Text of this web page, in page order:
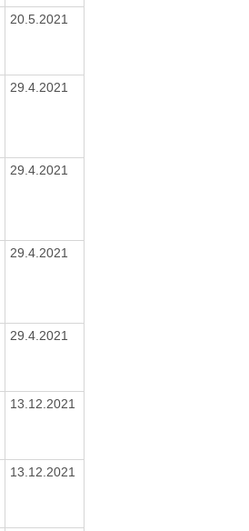
20.5.2021
29.4.2021
29.4.2021
29.4.2021
29.4.2021
13.12.2021
13.12.2021